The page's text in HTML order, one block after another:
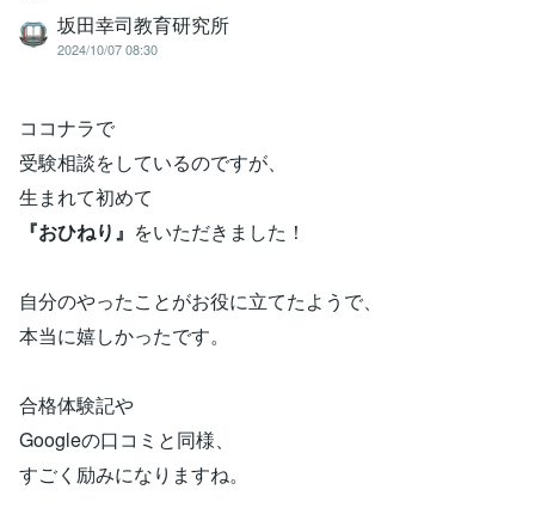
坂田幸司教育研究所
2024/10/07 08:30
ココナラで
受験相談をしているのですが、
生まれて初めて
『おひねり』 をいただきました！
自分のやったことがお役に立てたようで、
本当に嬉しかったです。
合格体験記や
Googleの口コミと同様、
すごく励みになりますね。